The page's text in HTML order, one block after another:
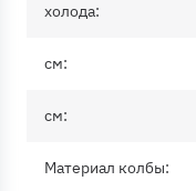
холода:
см:
см:
Материал колбы: